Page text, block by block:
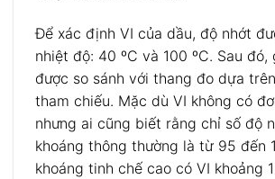
Để xác định VI của dầu, độ nhớt
nhiệt độ: 40 ºC và 100 ºC. Sau
được so sánh với thang đo dựa
tham chiếu. Mặc dù VI không có
nhưng ai cũng biết rằng chỉ số độ
khoáng thông thường là từ 95 đến
khoáng tinh chế cao có VI khoảng